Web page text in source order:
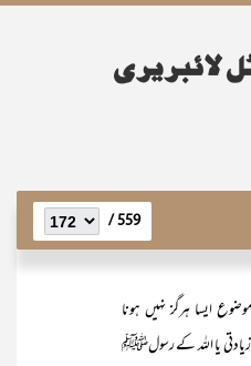
559 /
ایسا ہرگز نہیں ہونا
یا اللہ کے رسولﷺ